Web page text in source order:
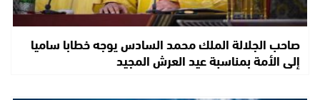
صاحب الجلالة الملك محمد السادس يوجه خطابا ساميا
إلى الأمة بمناسبة عيد العرش المجيد